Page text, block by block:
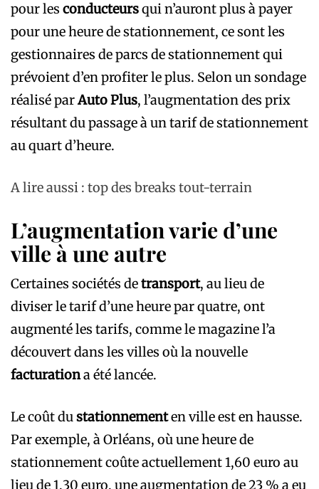
pour les conducteursqui n’auront plus à payer
pour une heure de stationnement, ce sont les
gestionnaires de parcs de stationnement qui
prévoient d’en profiter le plus. Selon un sondage
réalisé parAuto Plus, l’augmentation des prix
résultant du passage à un tarif de stationnement
au quart d’heure.
A lire aussi : top des breaks tout-terrain
L’augmentation varie d’une
ville à une autre
Certaines sociétés detransport, au lieu de
diviser le tarif d’une heure par quatre, ont
augmenté les tarifs, comme le magazine l’a
découvert dans les villes où la nouvelle
facturationa été lancée.
Le coût dustationnementen ville est en hausse.
Par exemple, à Orléans, où une heure de
stationnement coûte actuellement 1,60 euro au
lieu de 1,30 euro, une augmentation de 23 % a eu